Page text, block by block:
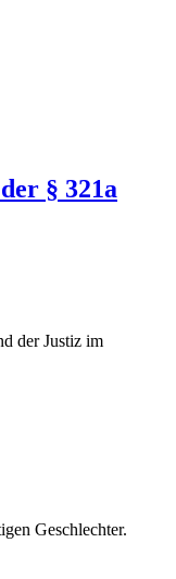
§ 321a
der Justiz im
Geschlechter.